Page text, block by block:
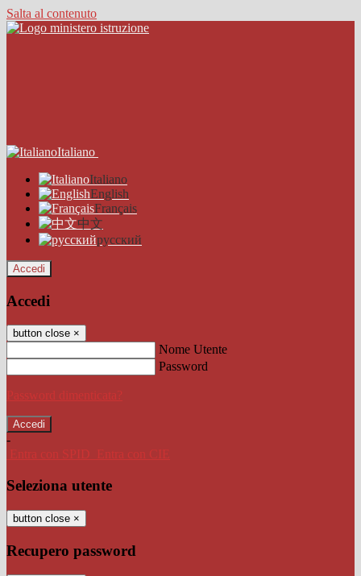
Salta al contenuto
Italiano
Italiano
English
Français
中文
русский
Accedi
Accedi
button close ×
Nome Utente
Password
Password dimenticata?
-
Entra con SPID
Entra con CIE
Seleziona utente
button close ×
Recupero password